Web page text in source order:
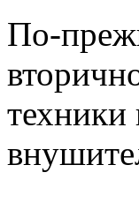
По-
техники